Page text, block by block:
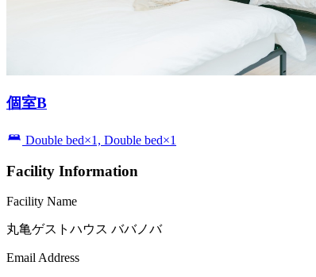
個室B
Double bed×1, Double bed×1
Facility Information
Facility Name
丸亀ゲストハウス ババノバ
Email Address